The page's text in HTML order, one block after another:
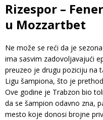
Rizespor –
u Mozzartbet
Ne može se reći da je
ima sasvim zadovoljavajući
preuzeo je drugu poziciju na
Ligu šampiona, što je
Ove godine je Trabzon bio
da se šampion odavno zna,
mesto koje donosi brojne